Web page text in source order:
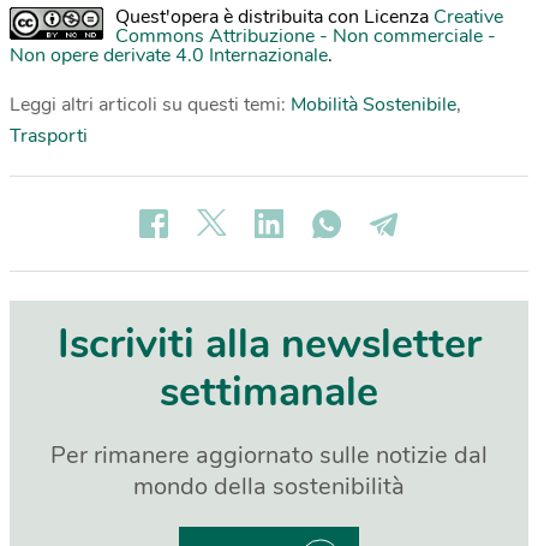
Quest'opera è distribuita con Licenza Creative
Commons Attribuzione - Non commerciale -
Non opere derivate 4.0 Internazionale.
Leggi altri articoli su questi temi: Mobilità Sostenibile,
Trasporti
Iscriviti alla newsletter
settimanale
Per rimanere aggiornato sulle notizie dal
mondo della sostenibilità